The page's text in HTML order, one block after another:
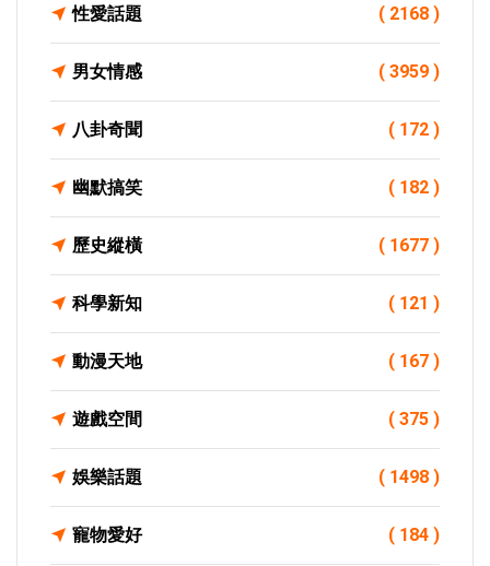
性愛話題 ( 2168 )
男女情感 ( 3959 )
八卦奇聞 ( 172 )
幽默搞笑 ( 182 )
歷史縱橫 ( 1677 )
科學新知 ( 121 )
動漫天地 ( 167 )
遊戲空間 ( 375 )
娛樂話題 ( 1498 )
寵物愛好 ( 184 )